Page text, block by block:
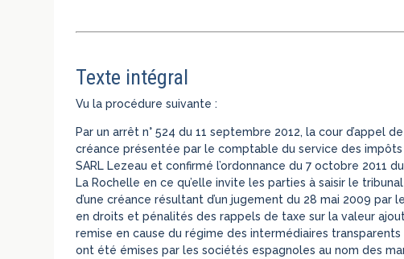
Texte intégral
Vu la procédure suivante :
Par un arrêt n° 524 du 11 septembre 2012, la cour d’appel
créance présentée par le comptable du service des
SARL Lezeau et confirmé l’ordonnance du 7 octobre 2011
La Rochelle en ce qu’elle invite les parties à saisir le
d’une créance résultant d’un jugement du 28 mai 2009
en droits et pénalités des rappels de taxe sur la valeur
remise en cause du régime des intermédiaires
ont été émises par les sociétés espagnoles au nom des